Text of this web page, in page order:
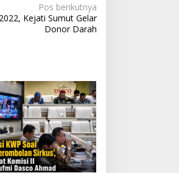
Pos berikutnya
Kejati Sumut Gelar
Donor Darah